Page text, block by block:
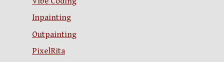
Inpainting
Outpainting
PixelRita